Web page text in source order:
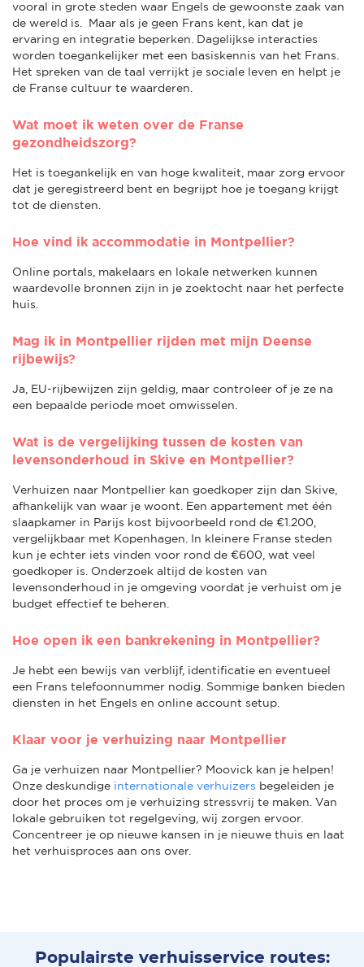
vooral in grote steden waar Engels de gewoonste zaak van
de wereld is. Maar als je geen Frans kent, kan dat je
ervaring en integratie beperken. Dagelijkse interacties
worden toegankelijker met een basiskennis van het Frans.
Het spreken van de taal verrijkt je sociale leven en helpt je
de Franse cultuur te waarderen.
Wat moet ik weten over de Franse
gezondheidszorg?
Het is toegankelijk en van hoge kwaliteit, maar zorg ervoor
dat je geregistreerd bent en begrijpt hoe je toegang krijgt
tot de diensten.
Hoe vind ik accommodatie in Montpellier?
Online portals, makelaars en lokale netwerken kunnen
waardevolle bronnen zijn in je zoektocht naar het perfecte
huis.
Mag ik in Montpellier rijden met mijn Deense
rijbewijs?
Ja, EU-rijbewijzen zijn geldig, maar controleer of je ze na
een bepaalde periode moet omwisselen.
Wat is de vergelijking tussen de kosten van
levensonderhoud in Skive en Montpellier?
Verhuizen naar Montpellier kan goedkoper zijn dan Skive,
afhankelijk van waar je woont. Een appartement met één
slaapkamer in Parijs kost bijvoorbeeld rond de €1.200,
vergelijkbaar met Kopenhagen. In kleinere Franse steden
kun je echter iets vinden voor rond de €600, wat veel
goedkoper is. Onderzoek altijd de kosten van
levensonderhoud in je omgeving voordat je verhuist om je
budget effectief te beheren.
Hoe open ik een bankrekening in Montpellier?
Je hebt een bewijs van verblijf, identificatie en eventueel
een Frans telefoonnummer nodig. Sommige banken bieden
diensten in het Engels en online account setup.
Klaar voor je verhuizing naar Montpellier
Ga je verhuizen naar Montpellier? Moovick kan je helpen!
Onze deskundige internationale verhuizers begeleiden je
door het proces om je verhuizing stressvrij te maken. Van
lokale gebruiken tot regelgeving, wij zorgen ervoor.
Concentreer je op nieuwe kansen in je nieuwe thuis en laat
het verhuisproces aan ons over.
Populairste verhuisservice routes: